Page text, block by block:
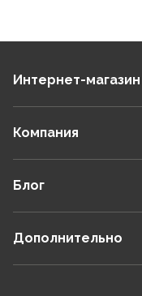
Интернет-магазин
Компания
Блог
Дополнительно